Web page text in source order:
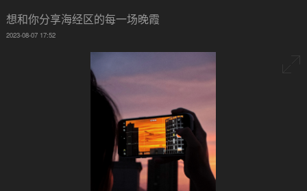
想和你分享海经区的每一场晚霞
2023-08-07 17:52